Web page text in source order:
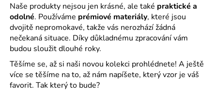
Naše produkty nejsou jen krásné, ale také praktické a
odolné. Používáme prémiové materiály, které jsou
dvojitě nepromokavé, takže vás nerozhází žádná
nečekaná situace. Díky důkladnému zpracování vám
budou sloužit dlouhé roky.
Těšíme se, až si naši novou kolekci prohlédnete! A ještě
více se těšíme na to, až nám napíšete, který vzor je váš
favorit. Tak který to bude?